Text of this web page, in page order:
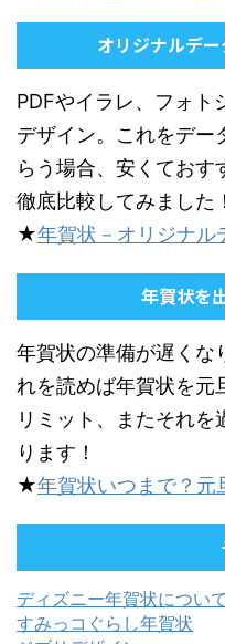
オリジナルデ
PDFやイラレ、フォト
デザイン。これをデー
らう場合、安くておす
徹底比較してみました！
★年賀状－オリジナル
年賀状を
年賀状の準備が遅くな
れを読めば年賀状を元
リミット、またそれ
ります！
★年賀状いつまで？元
ディズニー年賀状について
すみっコぐらし年賀状